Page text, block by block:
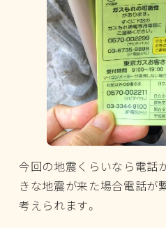
今回の地震くらいなら電話
きな地震が来た場合電話が
考えられます。